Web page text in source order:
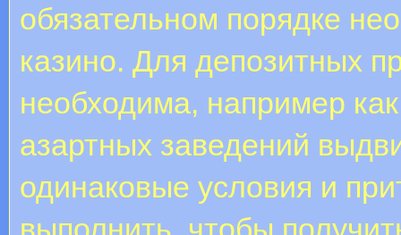
обязательном порядке
казино. Для депозитных
необходима, например
азартных заведений
одинаковые условия и